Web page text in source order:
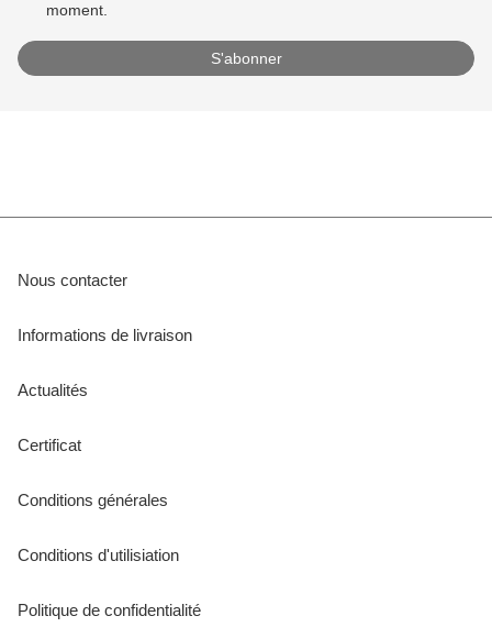
moment.
Nous contacter
Informations de livraison
Actualités
Certificat
Conditions générales
Conditions d'utilisiation
Politique de confidentialité